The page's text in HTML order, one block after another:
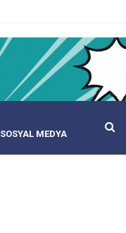
SOSYAL MEDYA